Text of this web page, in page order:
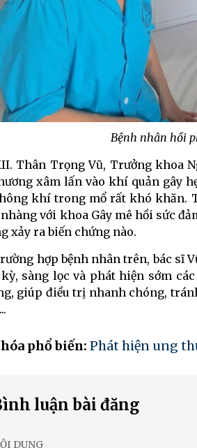
Bệnh nhân hồi
Thân Trọng Vũ, Trưởng khoa
xâm lấn vào khí quản gây
khí trong mổ rất khó khăn.
với khoa Gây mê hồi sức
xảy ra biến chứng nào.
hợp bệnh nhân trên, bác sĩ
sàng lọc và phát hiện sớm
giúp điều trị nhanh chóng,
phổ biến: Phát hiện ung
luận bài đăng